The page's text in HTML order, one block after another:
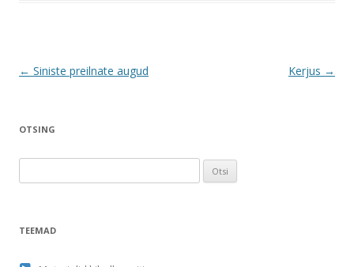
Postituste
← Siniste preilnate augud Kerjus →
OTSING
t
iTEEMAD